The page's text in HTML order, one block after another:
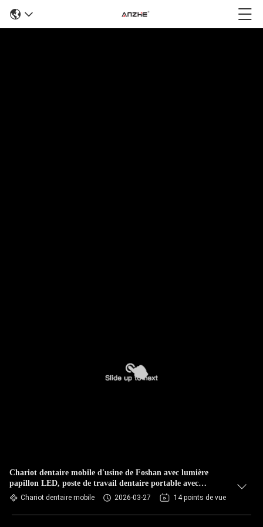
Chariot dentaire mobile d'usine de Foshan avec lumière
papillon LED, poste de travail dentaire portable avec
compresseur d'air
Chariot dentaire mobile 2026-03-27 14 points de vue